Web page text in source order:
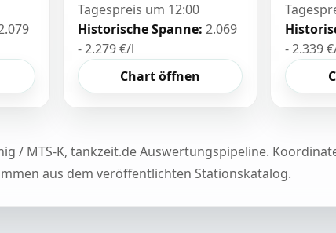
Tagespreis um 12:00
Historische Spanne: 2.069
- 2.279 €/l
Chart öffnen
- 2.339
/ MTS-K, tankzeit.de Auswertungspipeline.
aus dem veröffentlichten Stationskatalog.